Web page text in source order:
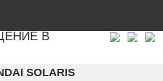
В
SOLARIS